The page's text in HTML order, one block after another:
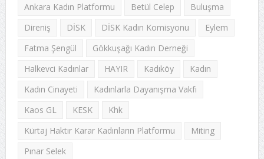
Ankara Kadın Platformu
Betül Celep
Buluşma
Direniş
DİSK DİSK Kadın Komisyonu
Eylem
Fatma Şengül
Gökkuşağı Kadın Derneği
Halkevci Kadınlar
HAYIR Kadıköy
Kadın
Kadın Cinayeti
Kadınlarla Dayanışma Vakfı
Kaos GL
KESK
Khk
Kürtaj Haktır Karar Kadınların Platformu
Miting
Pınar Selek